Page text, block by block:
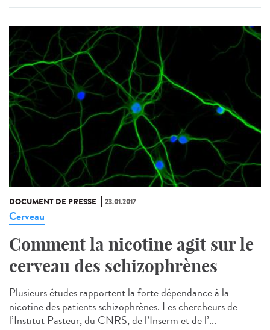
DOCUMENT DE PRESSE 23.01.2017
Cerveau
Comment la nicotine agit sur le
cerveau des schizophrènes
Plusieurs études rapportent la forte dépendance à la
nicotine des patients schizophrènes. Les chercheurs de
l’Institut Pasteur, du CNRS, de l’Inserm et de l’...